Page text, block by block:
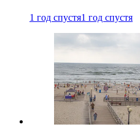
1 год спустя1 год спустя